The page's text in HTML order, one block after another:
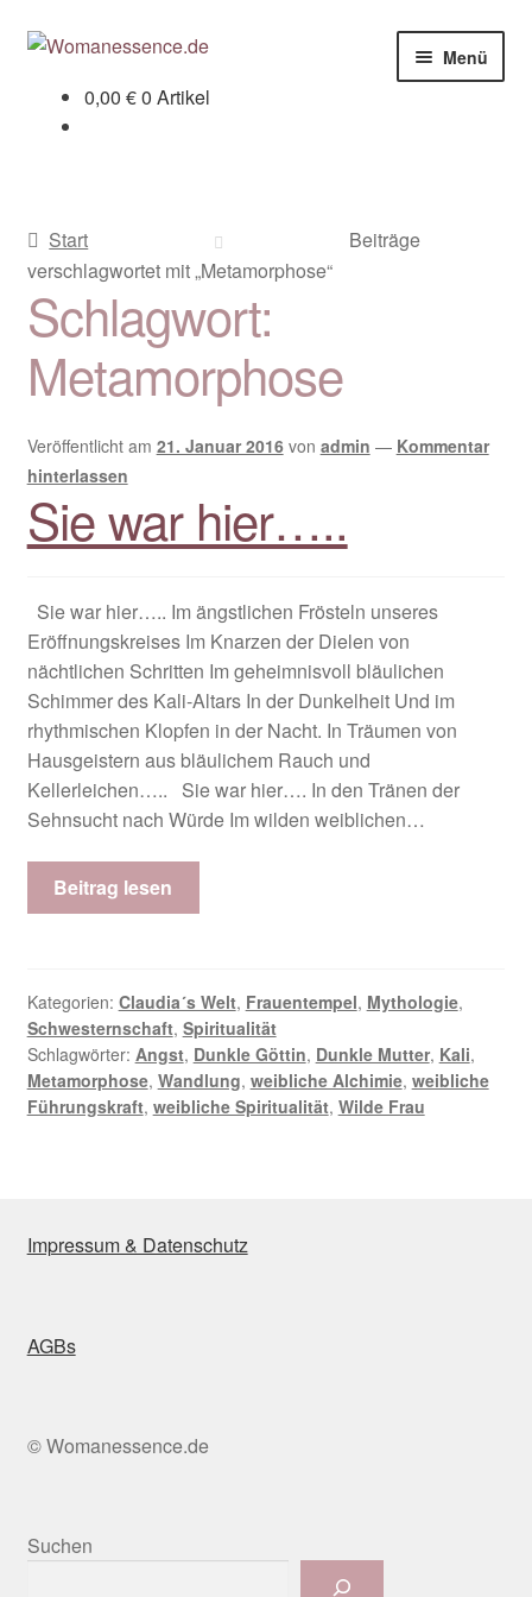
Zur
springen
Zum
springen
Menü
Shop / Retreats im Allgäu
CLAUDIA TAVERNA
Woman-Circle
Warenkorb
0,00 €0 Artikel
Start
Beiträge
verschlagwortet mit „Metamorphose“
Schlagwort:
Metamorphose
Veröffentlicht am 21. Januar 2016 von admin — Kommentar
hinterlassen
Sie war hier…..
Sie war hier….. Im ängstlichen Frösteln unseres
Eröffnungskreises Im Knarzen der Dielen von
nächtlichen Schritten Im geheimnisvoll bläulichen
Schimmer des Kali-Altars In der Dunkelheit Und im
rhythmischen Klopfen in der Nacht. In Träumen von
Hausgeistern aus bläulichem Rauch und
Kellerleichen….. Sie war hier…. In den Tränen der
Sehnsucht nach Würde Im wilden weiblichen…
Beitrag lesen
Kategorien: Claudia´s Welt, Frauentempel, Mythologie,
Schwesternschaft, Spiritualität
Schlagwörter: Angst, Dunkle Göttin, Dunkle Mutter, Kali,
Metamorphose, Wandlung, weibliche Alchimie, weibliche
Führungskraft, weibliche Spiritualität, Wilde Frau
Impressum & Datenschutz
AGBs
© Womanessence.de
Suchen